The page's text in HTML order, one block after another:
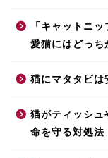
「キャットニ
愛猫にはどっち
猫にマタタビは
猫がティッシュ
命を守る対処法